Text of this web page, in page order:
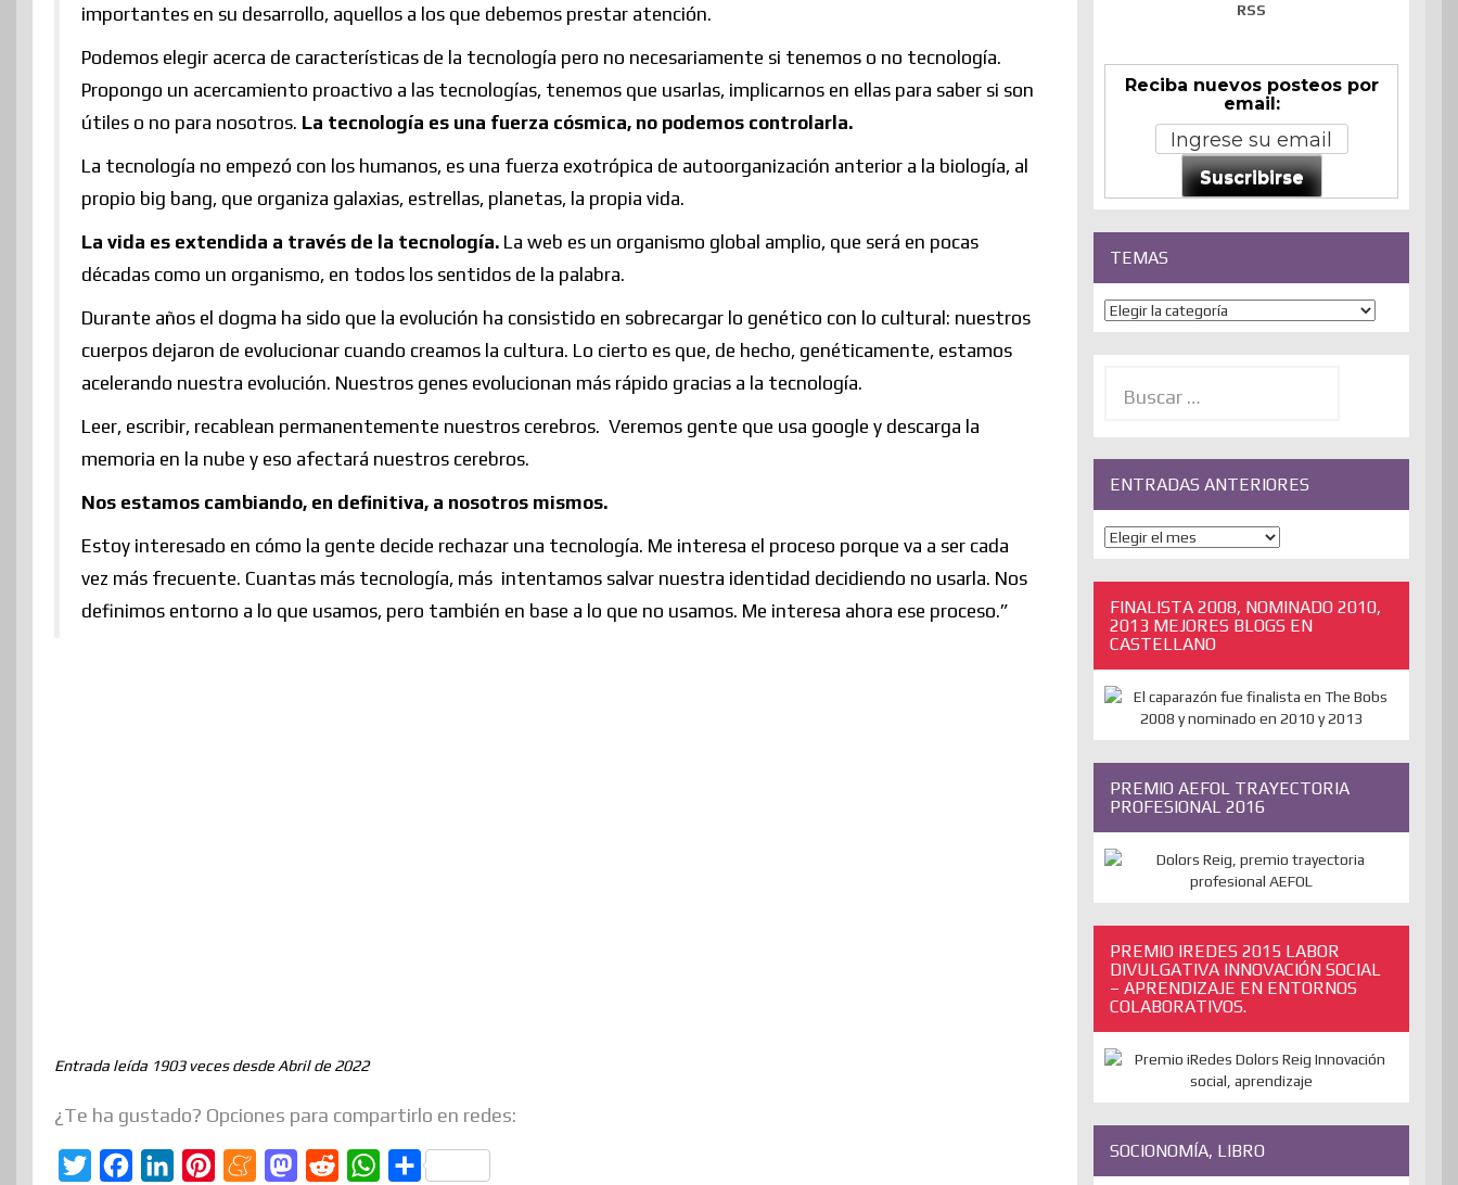
importantes en su desarrollo, aquellos a los que debemos prestar atención.
Podemos elegir acerca de características de la tecnología pero no necesariamente si tenemos o no tecnología.
Propongo un acercamiento proactivo a las tecnologías, tenemos que usarlas, implicarnos en ellas para saber si son
útiles o no para nosotros. La tecnología es una fuerza cósmica, no podemos controlarla.
La tecnología no empezó con los humanos, es una fuerza exotrópica de autoorganización anterior a la biología, al
propio big bang, que organiza galaxias, estrellas, planetas, la propia vida.
La vida es extendida a través de la tecnología. La web es un organismo global amplio, que será en pocas
décadas como un organismo, en todos los sentidos de la palabra.
Durante años el dogma ha sido que la evolución ha consistido en sobrecargar lo genético con lo cultural: nuestros
cuerpos dejaron de evolucionar cuando creamos la cultura. Lo cierto es que, de hecho, genéticamente, estamos
acelerando nuestra evolución. Nuestros genes evolucionan más rápido gracias a la tecnología.
Leer, escribir, recablean permanentemente nuestros cerebros. Veremos gente que usa google y descarga la
memoria en la nube y eso afectará nuestros cerebros.
Nos estamos cambiando, en definitiva, a nosotros mismos.
Estoy interesado en cómo la gente decide rechazar una tecnología. Me interesa el proceso porque va a ser cada
vez más frecuente. Cuantas más tecnología, más intentamos salvar nuestra identidad decidiendo no usarla. Nos
definimos entorno a lo que usamos, pero también en base a lo que no usamos. Me interesa ahora ese proceso.”
Entrada leída 1903 veces desde Abril de 2022
¿Te ha gustado? Opciones para compartirlo en redes:
M
M
W
C
RSS
Reciba nuevos posteos por
email:
Suscribirse
TEMAS
Temas
ENTRADAS ANTERIORES
ENTRADAS
ANTERIORES
FINALISTA 2008, NOMINADO 2010,
2013 MEJORES BLOGS EN
CASTELLANO
PREMIO AEFOL TRAYECTORIA
PROFESIONAL 2016
PREMIO IREDES 2015 LABOR
DIVULGATIVA INNOVACIÓN SOCIAL
– APRENDIZAJE EN ENTORNOS
COLABORATIVOS.
SOCIONOMÍA, LIBRO